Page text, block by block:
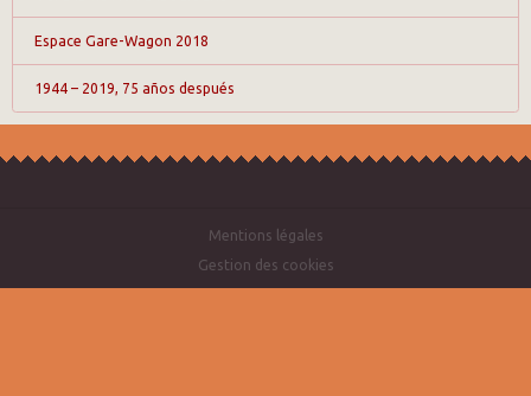
Espace Gare-Wagon 2018
1944 – 2019, 75 años después
Mentions légales
Gestion des cookies